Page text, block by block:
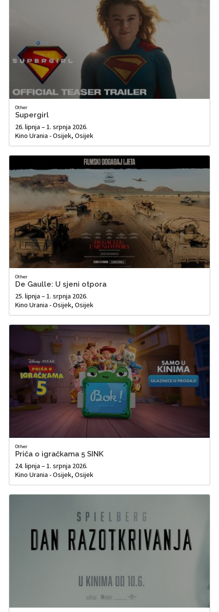
Other
Supergirl
26. lipnja – 1. srpnja 2026.
Kino Urania - Osijek, Osijek
Other
De Gaulle: U sjeni otpora
25. lipnja – 1. srpnja 2026.
Kino Urania - Osijek, Osijek
Other
Priča o igračkama 5 SINK
24. lipnja – 1. srpnja 2026.
Kino Urania - Osijek, Osijek